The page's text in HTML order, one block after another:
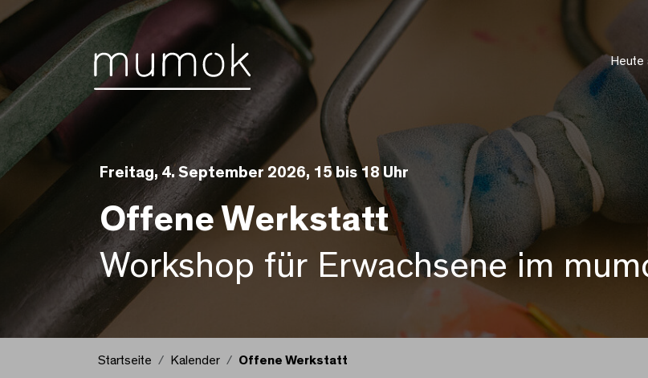
Zum Inhalt [1]
Zum Hauptmenü [2]
Zur Suche [3]
Heute
Freitag, 4. September 2026, 15 bis 18 Uhr
Offene Werkstatt
Workshop für Erwachsene im
Startseite Kalender
Offene Werkstatt